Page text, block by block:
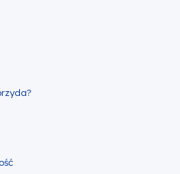
na Facebook
na Twitter